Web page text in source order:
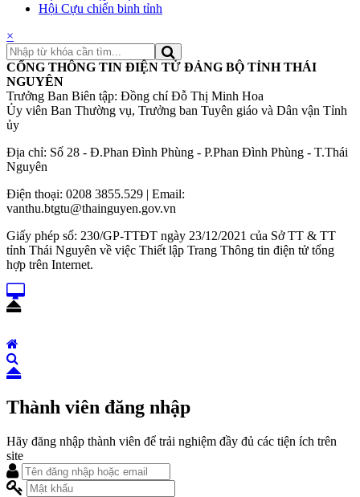
Hội Cựu chiến binh tỉnh
×
CỔNG THÔNG TIN ĐIỆN TỬ ĐẢNG BỘ TỈNH THÁI
NGUYÊN
Trưởng Ban Biên tập: Đồng chí Đỗ Thị Minh Hoa
Ủy viên Ban Thường vụ, Trưởng ban Tuyên giáo và Dân vận Tỉnh
ủy
Địa chỉ: Số 28 - Đ.Phan Đình Phùng - P.Phan Đình Phùng - T.Thái
Nguyên
Điện thoại: 0208 3855.529 | Email:
vanthu.btgtu@thainguyen.gov.vn
Giấy phép số: 230/GP-TTĐT ngày 23/12/2021 của Sở TT & TT
tỉnh Thái Nguyên về việc Thiết lập Trang Thông tin điện tử tổng
hợp trên Internet.
Thành viên đăng nhập
Hãy đăng nhập thành viên để trải nghiệm đầy đủ các tiện ích trên
site